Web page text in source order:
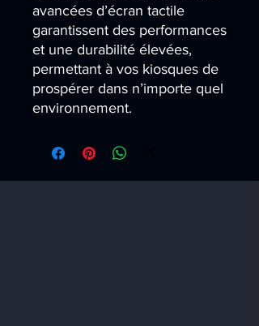
avancées d’écran tactile
garantissent des performances
et une durabilité élevées,
permettant à vos kiosques de
prospérer dans n’importe quel
environnement.